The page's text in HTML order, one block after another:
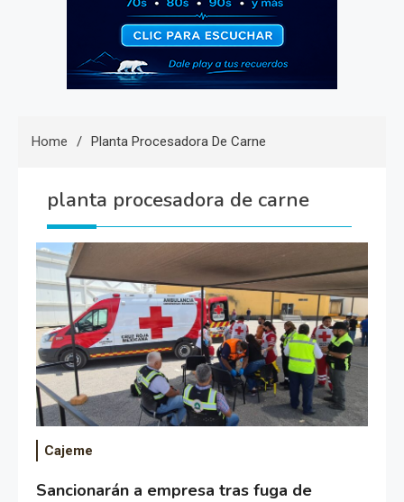
Home Planta Procesadora De Carne
planta procesadora de carne
Cajeme
Sancionarán a empresa tras fuga de